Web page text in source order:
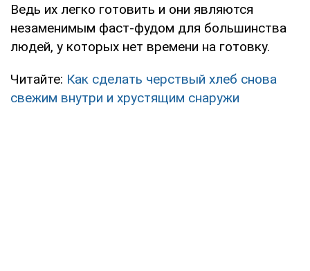
Ведь их легко готовить и они являются
незаменимым фаст-фудом для большинства
людей, у которых нет времени на готовку.
Читайте: Как сделать черствый хлеб снова
свежим внутри и хрустящим снаружи